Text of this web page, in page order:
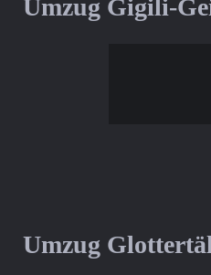
Umzug Gigili-
Umzug